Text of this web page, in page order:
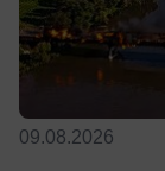
09.08.2026